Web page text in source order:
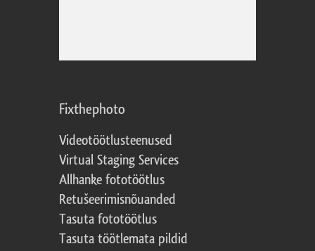
Fixthephoto
Videotöötlusteenused
Virtual Staging Services
Allhanke fototöötlus
Retušeerimisnõuanded
Tasuta fototöötlus
Tasuta töötlemata pildid